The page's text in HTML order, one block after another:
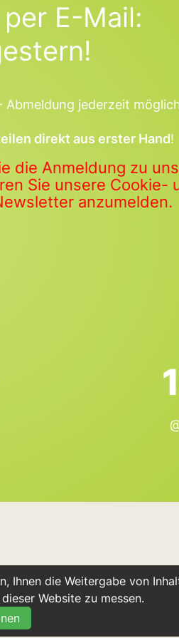
Ihnen die Weitergabe von
Website zu messen.
E-Mail:
Abmeldung jederzeit
direkt aus erster Hand!
die Anmeldung zu
Sie unsere Cookie-
anzumelden.